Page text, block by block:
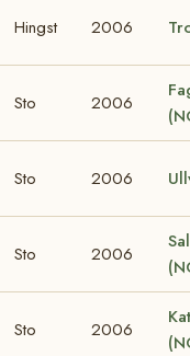
Hingst 2006
Sto 2006
Sto 2006
Sto 2006
Sto 2006